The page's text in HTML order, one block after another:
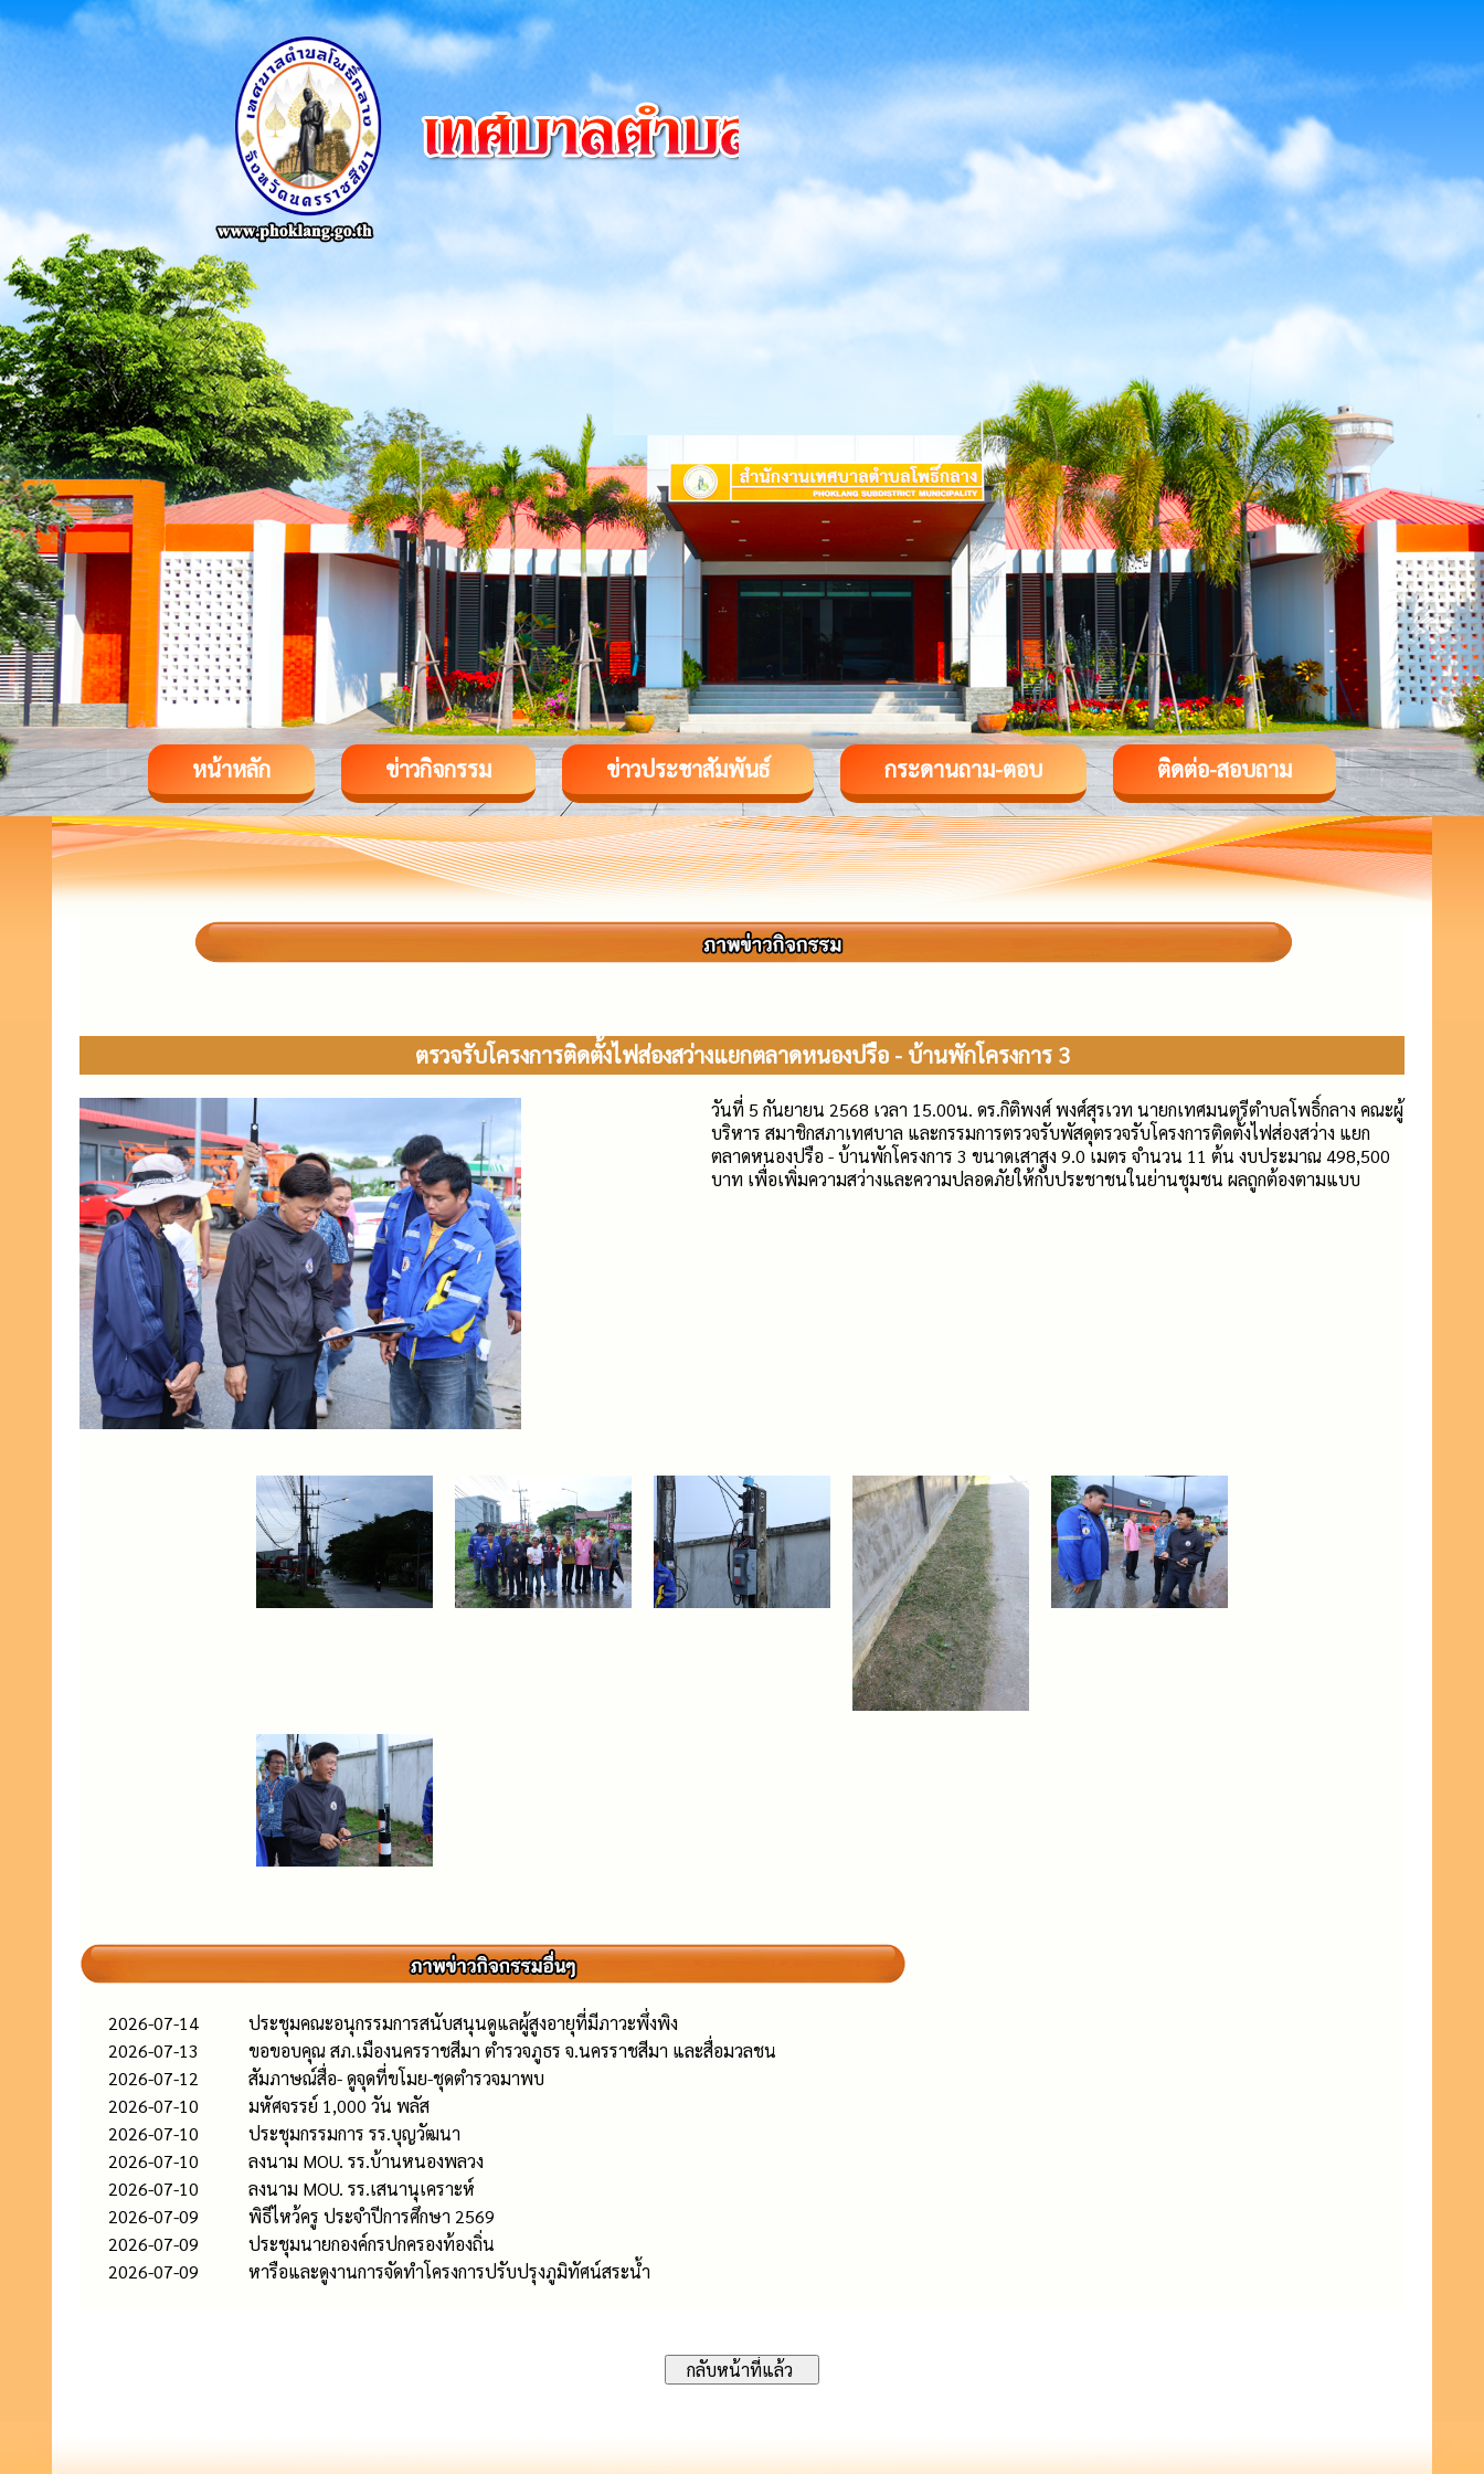
หน้าหลัก ข่าวกิจกรรม ข่าวประชาสัมพันธ์ กระดานถาม-ตอบ ติดต่อ-สอบถาม
ตรวจรับโครงการติดตั้งไฟส่องสว่างแยกตลาดหนองปรือ - บ้านพักโครงการ 3
วันที่ 5 กันยายน 2568 เวลา 15.00น. ดร.กิติพงศ์ พงศ์สุรเวท นายกเทศมนตรีตำบลโพธิ์กลาง คณะผู้
บริหาร สมาชิกสภาเทศบาล และกรรมการตรวจรับพัสดุตรวจรับโครงการติดตั้งไฟส่องสว่าง แยก
ตลาดหนองปรือ - บ้านพักโครงการ 3 ขนาดเสาสูง 9.0 เมตร จำนวน 11 ต้น งบประมาณ 498,500
บาท เพื่อเพิ่มความสว่างและความปลอดภัยให้กับประชาชนในย่านชุมชน ผลถูกต้องตามแบบ
2026-07-14
ประชุมคณะอนุกรรมการสนับสนุนดูแลผู้สูงอายุที่มีภาวะพึ่งพิง
2026-07-13
ขอขอบคุณ สภ.เมืองนครราชสีมา ตำรวจภูธร จ.นครราชสีมา และสื่อมวลชน
2026-07-12
สัมภาษณ์สื่อ- ดูจุดที่ขโมย-ชุดตำรวจมาพบ
2026-07-10
มหัศจรรย์ 1,000 วัน พลัส
2026-07-10
ประชุมกรรมการ รร.บุญวัฒนา
2026-07-10
ลงนาม MOU. รร.บ้านหนองพลวง
2026-07-10
ลงนาม MOU. รร.เสนานุเคราะห์
2026-07-09
พิธีไหว้ครู ประจำปีการศึกษา 2569
2026-07-09
ประชุมนายกองค์กรปกครองท้องถิ่น
2026-07-09
หารือและดูงานการจัดทำโครงการปรับปรุงภูมิทัศน์สระน้ำ